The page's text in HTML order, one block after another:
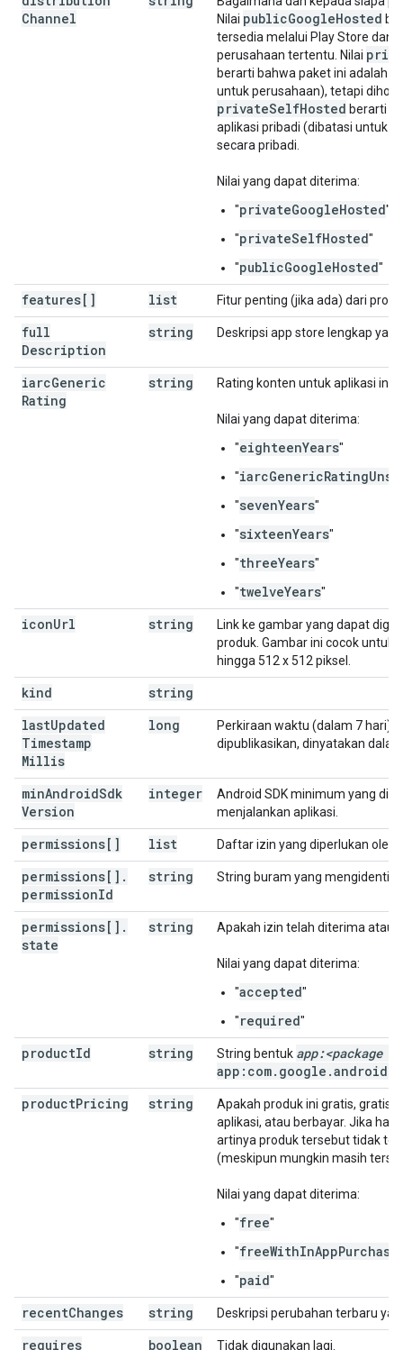
Channel
Nilai publicGoogleHosted
tersedia melalui Play Store dan
perusahaan tertentu. Nilai
berarti bahwa paket ini adalah
untuk perusahaan), tetapi
privateSelfHosted berarti
aplikasi pribadi (dibatasi untuk
secara pribadi.
Nilai yang dapat diterima:
"privateGoogleHosted"
"privateSelfHosted"
"publicGoogleHosted"
features[] list Fitur penting (jika ada) dari
full
Description
string Deskripsi app store lengkap
iarcGeneric
Rating
string Rating konten untuk aplikasi ini.
Nilai yang dapat diterima:
"eighteenYears"
"
"sevenYears"
"sixteenYears"
"threeYears"
"twelveYears"
iconUrl string
Link ke gambar yang dapat
produk. Gambar ini cocok untuk
hingga 512 x 512 piksel.
kind
string
lastUpdated
Timestamp
Millis
long
Perkiraan waktu (dalam 7 hari)
dipublikasikan, dinyatakan
minAndroidSdk
Version
integer
Android SDK minimum yang
menjalankan aplikasi.
permissions[] list Daftar izin yang diperlukan oleh
permissions[] .
permissionId
string String buram yang
permissions[] .
state
string Apakah izin telah diterima atau
Nilai yang dapat diterima:
"accepted"
"required"
productId string String bentuk app:<package
app:com. google .android
productPricing string
Apakah produk ini gratis, gratis
aplikasi, atau berbayar. Jika
artinya produk tersebut tidak
(meskipun mungkin masih
Nilai yang dapat diterima:
"free"
"freeWithInAppPurchase
"paid"
recentChanges string Deskripsi perubahan terbaru
requires boolean Tidak digunakan lagi.